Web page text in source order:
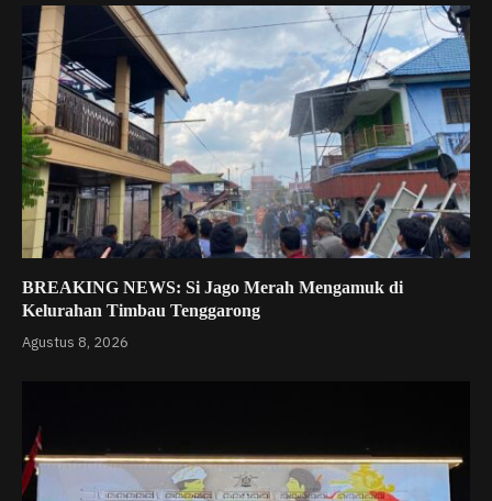
BREAKING NEWS: Si Jago Merah Mengamuk di
Kelurahan Timbau Tenggarong
Agustus 8, 2026